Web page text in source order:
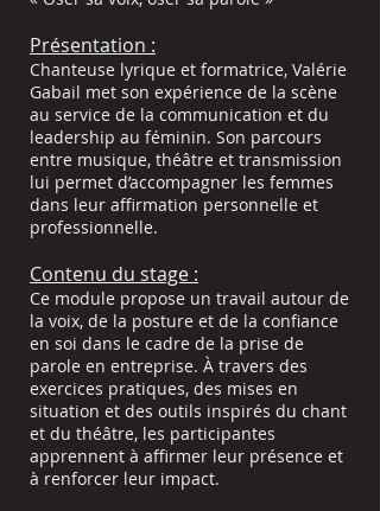
Présentation :
Chanteuse lyrique et formatrice, Valérie
Gabail met son expérience de la scène
au service de la communication et du
leadership au féminin. Son parcours
entre musique, théâtre et transmission
lui permet d’accompagner les femmes
dans leur affirmation personnelle et
professionnelle.
Contenu du stage :
Ce module propose un travail autour de
la voix, de la posture et de la confiance
en soi dans le cadre de la prise de
parole en entreprise. À travers des
exercices pratiques, des mises en
situation et des outils inspirés du chant
et du théâtre, les participantes
apprennent à affirmer leur présence et
à renforcer leur impact.